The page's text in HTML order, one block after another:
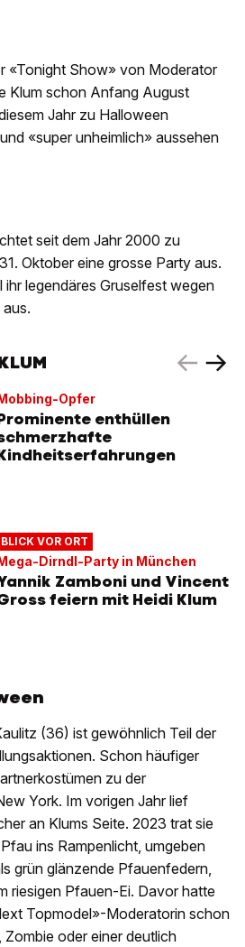
«Tonight Show» von Moderator
Klum schon Anfang August
Jahr zu Halloween
«super unheimlich» aussehen
seit dem Jahr 2000 zu
Oktober eine grosse Party aus.
ihr legendäres Gruselfest wegen
Opfer
enthüllen
BLICK VOR ORT
Dirndl-Party in München
Zamboni und Vincent
feiern mit Heidi Klum
(36) ist gewöhnlich Teil der
Schon häufiger
zu der
York. Im vorigen Jahr lief
an Klums Seite. 2023 trat sie
ins Rampenlicht, umgeben
grün glänzende Pfauenfedern,
riesigen Pfauen-Ei. Davor hatte
Topmodel»-Moderatorin schon
oder einer deutlich